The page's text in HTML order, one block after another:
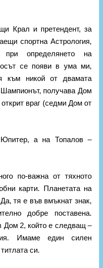
Крал и претендент, за
спортна Астрология,
при определянето на
се появи в ума ми,
към никой от двамата
Шампионът, получава Дом
враг (седми Дом от
а на Топалов –
по-важна от тяхното
карти. Планетата на
тя е във вмъкнат знак,
добре поставена.
Дом 2, който е следващ –
Имаме един силен
си.